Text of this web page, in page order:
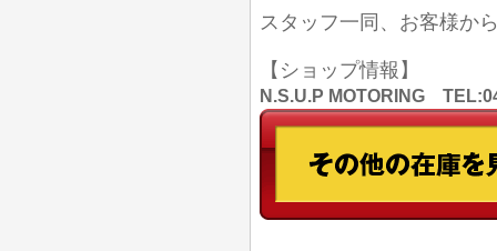
スタッフ一同、お客様か
【ショップ情報】
N.S.U.P MOTORING